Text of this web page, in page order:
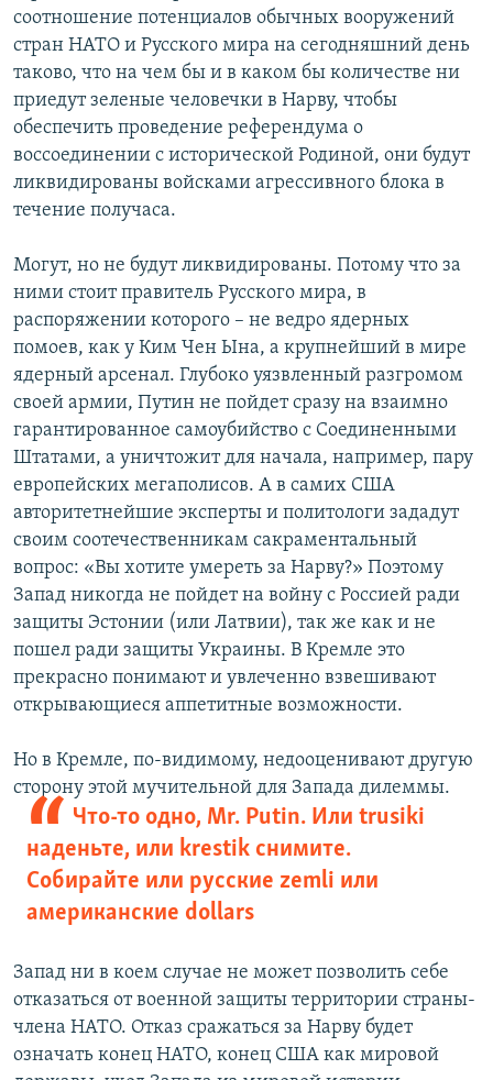
соотношение потенциалов обычных вооружений
стран НАТО и Русского мира на сегодняшний день
таково, что на чем бы и в каком бы количестве ни
приедут зеленые человечки в Нарву, чтобы
обеспечить проведение референдума о
воссоединении с исторической Родиной, они будут
ликвидированы войсками агрессивного блока в
течение получаса.
Могут, но не будут ликвидированы. Потому что за
ними стоит правитель Русского мира, в
распоряжении которого – не ведро ядерных
помоев, как у Ким Чен Ына, а крупнейший в мире
ядерный арсенал. Глубоко уязвленный разгромом
своей армии, Путин не пойдет сразу на взаимно
гарантированное самоубийство с Соединенными
Штатами, а уничтожит для начала, например, пару
европейских мегаполисов. А в самих США
авторитетнейшие эксперты и политологи зададут
своим соотечественникам сакраментальный
вопрос: «Вы хотите умереть за Нарву?» Поэтому
Запад никогда не пойдет на войну с Россией ради
защиты Эстонии (или Латвии), так же как и не
пошел ради защиты Украины. В Кремле это
прекрасно понимают и увлеченно взвешивают
открывающиеся аппетитные возможности.
Но в Кремле, по-видимому, недооценивают другую
сторону этой мучительной для
Что-то одно, Mr. Putin. Или trusiki
наденьте, или krestik снимите.
Собирайте или русские zemli или
американские dollars
Запада дилеммы.
Запад ни в коем случае не может позволить себе
отказаться от военной защиты территории страны-
члена НАТО. Отказ сражаться за Нарву будет
означать конец НАТО, конец США как мировой